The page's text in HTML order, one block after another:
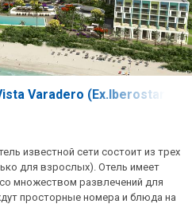
Varadero (Ex.Iberostar
известной сети состоит из трех
для взрослых). Отель имеет
множеством развлечений для
просторные номера и блюда на